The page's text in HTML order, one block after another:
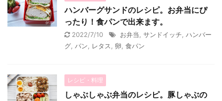
ハンバーグサンドのレシピ。お弁当にぴ
ったり！食パンで出来ます。
2022/7/10 お弁当 サンドイッチ ハンバー
グ パン レタス 卵 食パン
レシピ・料理
しゃぶしゃぶ弁当のレシピ。豚しゃぶの